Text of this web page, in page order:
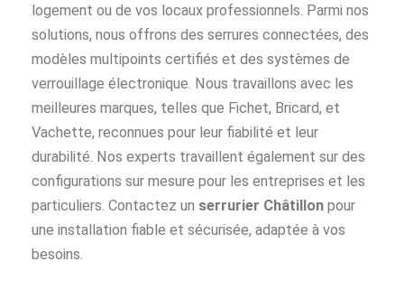
logement ou de vos locaux professionnels. Parmi nos
solutions, nous offrons des serrures connectées, des
modèles multipoints certifiés et des systèmes de
verrouillage électronique. Nous travaillons avec les
meilleures marques, telles que Fichet, Bricard, et
Vachette, reconnues pour leur fiabilité et leur
durabilité. Nos experts travaillent également sur des
configurations sur mesure pour les entreprises et les
particuliers. Contactez un serrurier Châtillon pour
une installation fiable et sécurisée, adaptée à vos
besoins.